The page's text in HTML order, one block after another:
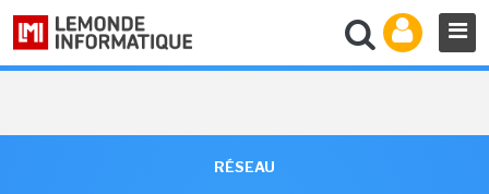
RÉSEAU